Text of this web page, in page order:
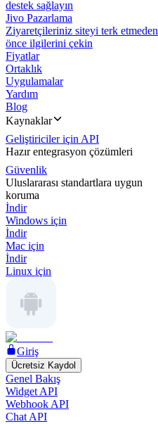
destek sağlayın
Jivo Pazarlama
Ziyaretçileriniz siteyi terk etmeden
önce ilgilerini çekin
Fiyatlar
Ortaklık
Uygulamalar
Yardım
Blog
Kaynaklar
Geliştiriciler için API
Hazır entegrasyon çözümleri
Güvenlik
Uluslararası standartlara uygun
koruma
İndir
Windows için
İndir
Mac için
İndir
Linux için
Giriş
Ücretsiz Kaydol
Genel Bakış
Widget API
Webhook API
Chat API